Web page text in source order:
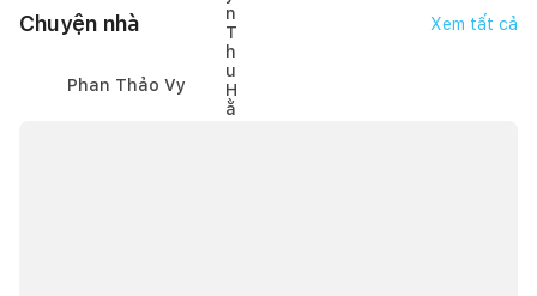
Chuyện nhà Xem tất cả
Phan Thảo Vy